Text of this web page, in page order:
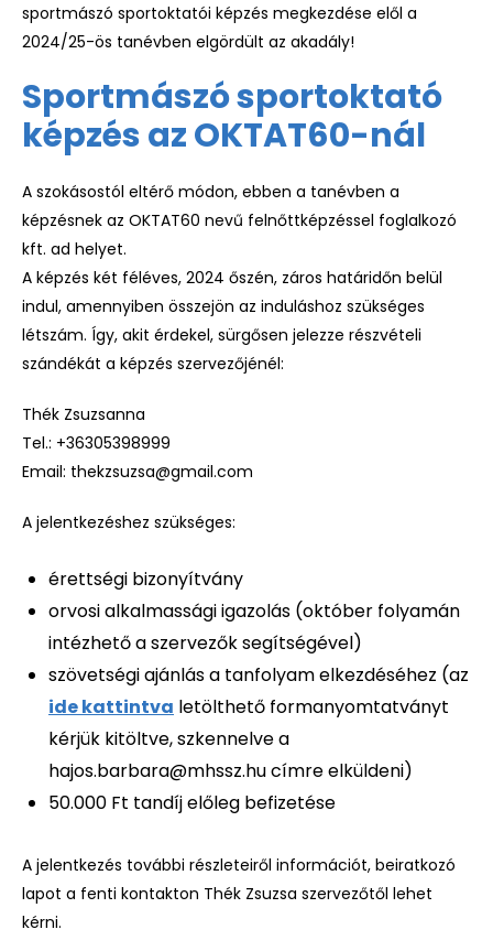
sportmászó sportoktatói képzés megkezdése elől a
2024/25-ös tanévben elgördült az akadály!
Sportmászó sportoktató
képzés az OKTAT60-nál
A szokásostól eltérő módon, ebben a tanévben a
képzésnek az OKTAT60 nevű felnőttképzéssel foglalkozó
kft. ad helyet.
A képzés két féléves, 2024 őszén, záros határidőn belül
indul, amennyiben összejön az induláshoz szükséges
létszám. Így, akit érdekel, sürgősen jelezze részvételi
szándékát a képzés szervezőjénél:
Thék Zsuzsanna
Tel.: +36305398999
Email: thekzsuzsa@gmail.com
A jelentkezéshez szükséges:
érettségi bizonyítvány
orvosi alkalmassági igazolás (október folyamán
intézhető a szervezők segítségével)
szövetségi ajánlás a tanfolyam elkezdéséhez (az
ide kattintva letölthető formanyomtatványt
kérjük kitöltve, szkennelve a
hajos.barbara@mhssz.hu címre elküldeni)
50.000 Ft tandíj előleg befizetése
A jelentkezés további részleteiről információt, beiratkozó
lapot a fenti kontakton Thék Zsuzsa szervezőtől lehet
kérni.